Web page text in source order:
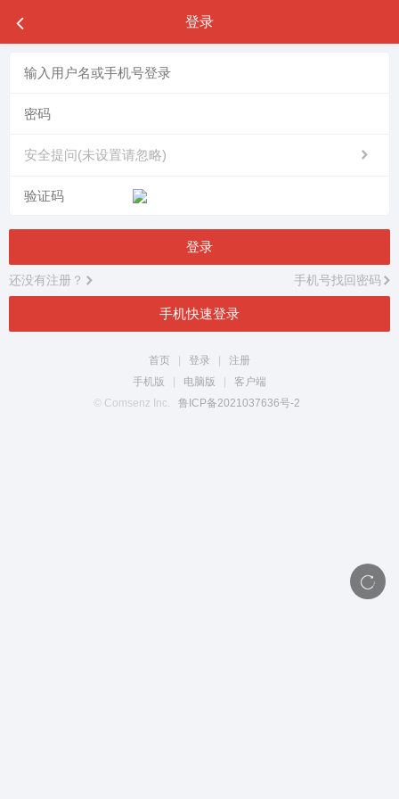
登录
安全提问(未设置请忽略)
登录
还没有注册？ 手机号找回密码
手机快速登录
首页 登录
注册
手机版
电脑版
客户端
© Comsenz Inc.
鲁ICP备2021037636号-2